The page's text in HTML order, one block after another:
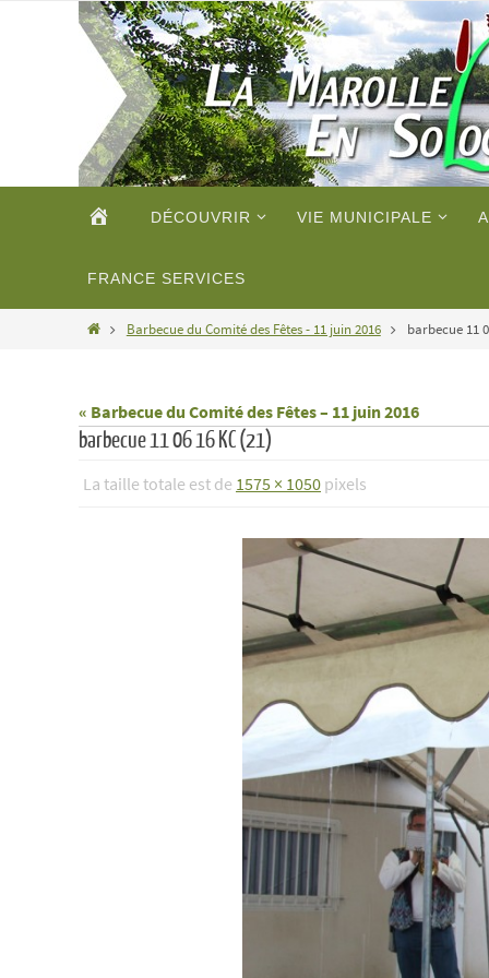
ACCUEILDÉCOUVRIR VIE MUNICIPALE
FRANCE SERVICES
HomeBarbecue du Comité des Fêtes - 11 juin 2016 barbecue 11
« Barbecue du Comité des Fêtes – 11 juin 2016
barbecue 11 06 16 KC (21)
La taille totale est de 1575 × 1050 pixels